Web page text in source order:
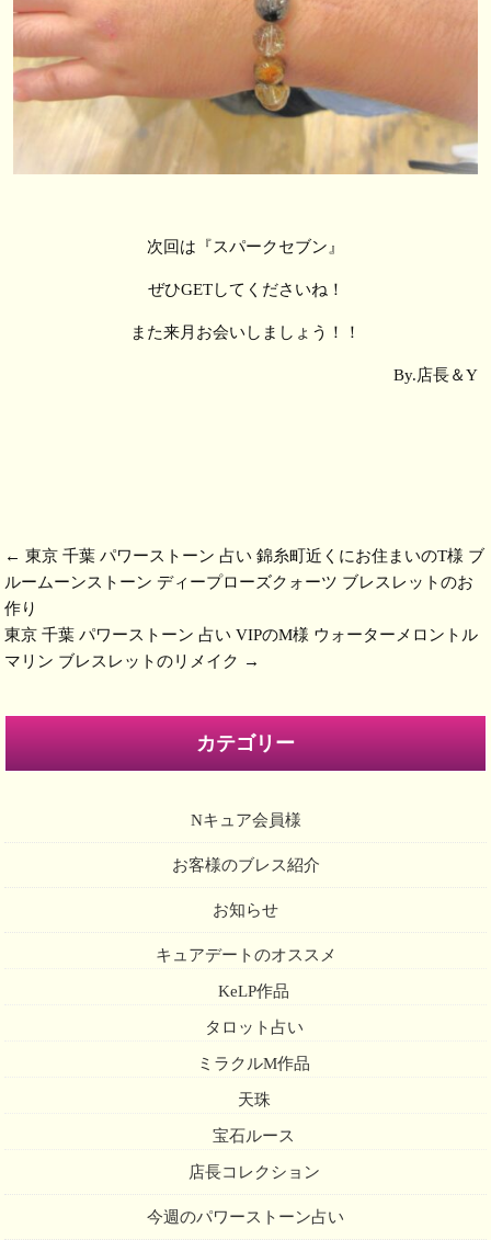
次回は『スパークセブン』
ぜひGETしてくださいね！
また来月お会いしましょう！！
By.店長＆Y
←東京 千葉 パワーストーン 占い 錦糸町近くにお住まいのT様 ブ
ルームーンストーン ディープローズクォーツ ブレスレットのお
作り
東京 千葉 パワーストーン 占い VIPのM様 ウォーターメロントル
マリン ブレスレットのリメイク →
カテゴリー
Nキュア会員様
お客様のブレス紹介
お知らせ
キュアデートのオススメ
KeLP作品
タロット占い
ミラクルM作品
天珠
宝石ルース
店長コレクション
今週のパワーストーン占い